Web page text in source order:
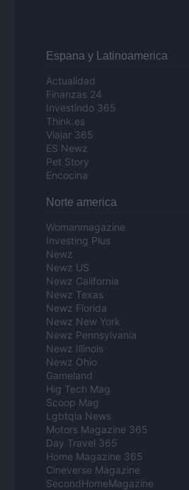
Espana y Latinoamerica
Actualidad
Finanzas 24
Investindo 365
Think.es
Viajar 365
ES Newz
Pet Story
Encocina
Norte america
Womanmagazine
Investing Plus
Newz
Newz US
Newz California
Newz Texas
Newz Florida
Newz New York
Newz Pennsylvania
Newz Illinois
Newz Ohio
Gameland
Hig Tech Mag
Scoop Mag
Lgbtqia News
Motors Magazine 365
Day Travel 365
Home Magazine 365
Cineverse Magazine
SecondHomeMagazine